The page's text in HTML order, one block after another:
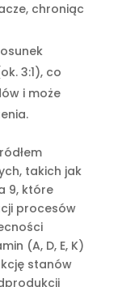
chroniąc
3:1), co
i może
takich jak
9, które
procesów
(A, D, E, K)
stanów